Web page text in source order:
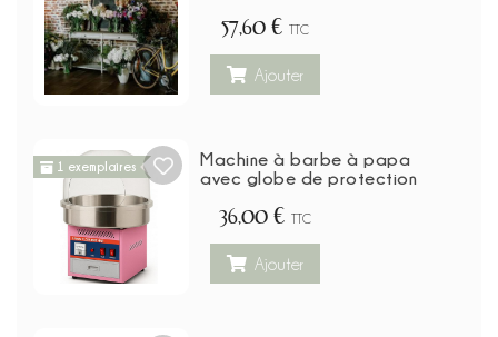
57,60 € TTC
Ajouter
1 exemplaires
Machine à barbe à papa
avec globe de protection
36,00 € TTC
Ajouter